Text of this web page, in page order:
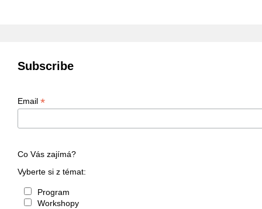
Subscribe
Email *
Co Vás zajímá?
Vyberte si z témat:
Program
Workshopy